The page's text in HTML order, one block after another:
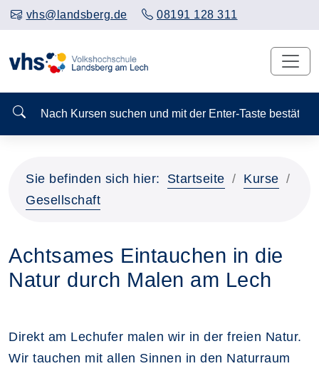
vhs@landsberg.de 08191 128 311
Nach Kursen suchen und mit der Enter-Taste
Sie befinden sich hier: Startseite
Kurse
Gesellschaft
Achtsames Eintauchen in die
Natur durch Malen am Lech
Direkt am Lechufer malen wir in der freien Natur.
Wir tauchen mit allen Sinnen in den Naturraum